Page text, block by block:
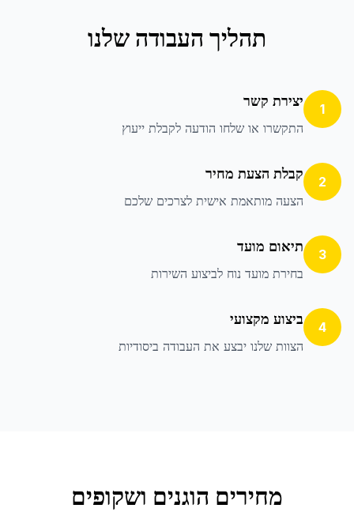
תהליך העבודה שלנו
1 יצירת קשר
התקשרו או שלחו הודעה לקבלת ייעוץ
2 קבלת הצעת מחיר
הצעה מותאמת אישית לצרכים שלכם
3 תיאום מועד
בחירת מועד נוח לביצוע השירות
4 ביצוע מקצועי
הצוות שלנו יבצע את העבודה ביסודיות
מחירים הוגנים ושקופים